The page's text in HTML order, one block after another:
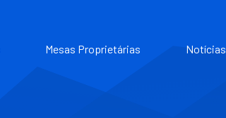
Mesas Proprietárias Notícias